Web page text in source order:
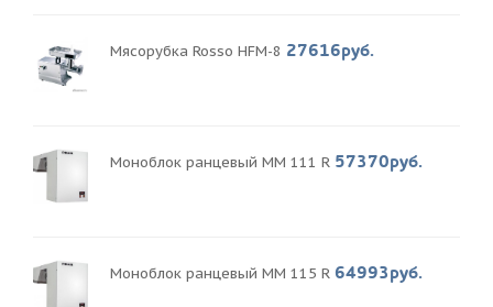
Мясорубка Rosso HFM-8 27616руб.
Моноблок ранцевый MM 111 R 57370руб.
Моноблок ранцевый MM 115 R 64993руб.